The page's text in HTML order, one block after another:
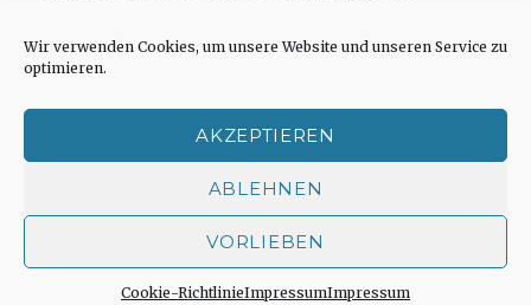
Wir verwenden Cookies, um unsere Website und unseren Service zu
optimieren.
AKZEPTIEREN
ABLEHNEN
VORLIEBEN
Cookie-RichtlinieImpressumImpressum
„schwachen Glaubens“
Cookie-Richtlinie (EU)
Impressum